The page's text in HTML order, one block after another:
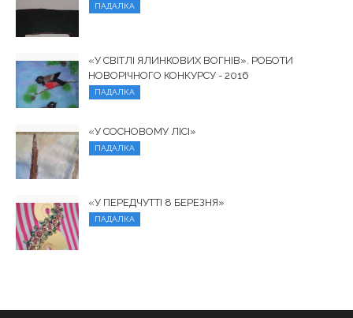
ПАДАЛКА
«У СВІТЛІ ЯЛИНКОВИХ ВОГНІВ». РОБОТИ
НОВОРІЧНОГО КОНКУРСУ - 2016
ПАДАЛКА
«У СОСНОВОМУ ЛІСІ»
ПАДАЛКА
«У ПЕРЕДЧУТТІ 8 БЕРЕЗНЯ»
ПАДАЛКА